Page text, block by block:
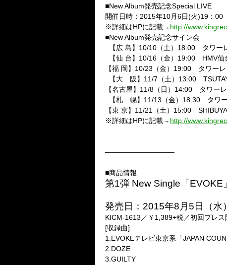
■New Album発売記念Special LIVE
開催日時：2015年10月6日(火)19：
※詳細はHPに記載→ http://
■New Album発売記念サイン会
【広 島】10/10（土）18:00 タワー
【仙 台】10/16（金）19:00 HMV仙
【福 岡】10/23（金）19:00 タワー
【大 阪】11/7（土）13:00
【名古屋】11/8（日）14:00 タワー
【札 幌】11/13（金）18:30 タワ
【東 京】11/21（土）15:00
※詳細はHPに記載→ http://
——————————
■商品情報
第1弾 New Single「EVOKE」
発売日：2015年8月5日（水）
KICM-1613／￥1,389+税／初回プレス
[収録曲]
1.EVOKEテレビ東京系「JAPAN
2.DOZE
3.GUILTY